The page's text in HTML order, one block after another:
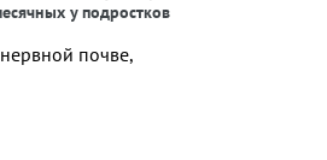
у подростков